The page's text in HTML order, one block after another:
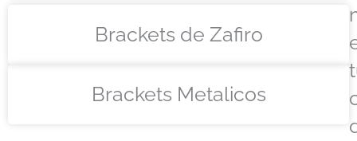
Brackets de Zafiro
Brackets Metalicos